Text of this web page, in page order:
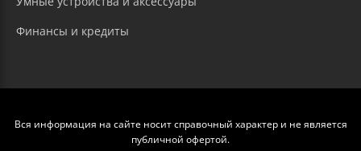
Финансы и кредиты
Вся информация на сайте носит справочный характер и не является
публичной офертой.